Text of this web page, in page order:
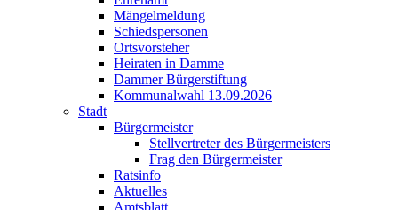
Mängelmeldung
Schiedspersonen
Ortsvorsteher
Heiraten in Damme
Dammer Bürgerstiftung
Kommunalwahl 13.09.2026
Stadt
Bürgermeister
Stellvertreter des Bürgermeisters
Frag den Bürgermeister
Ratsinfo
Aktuelles